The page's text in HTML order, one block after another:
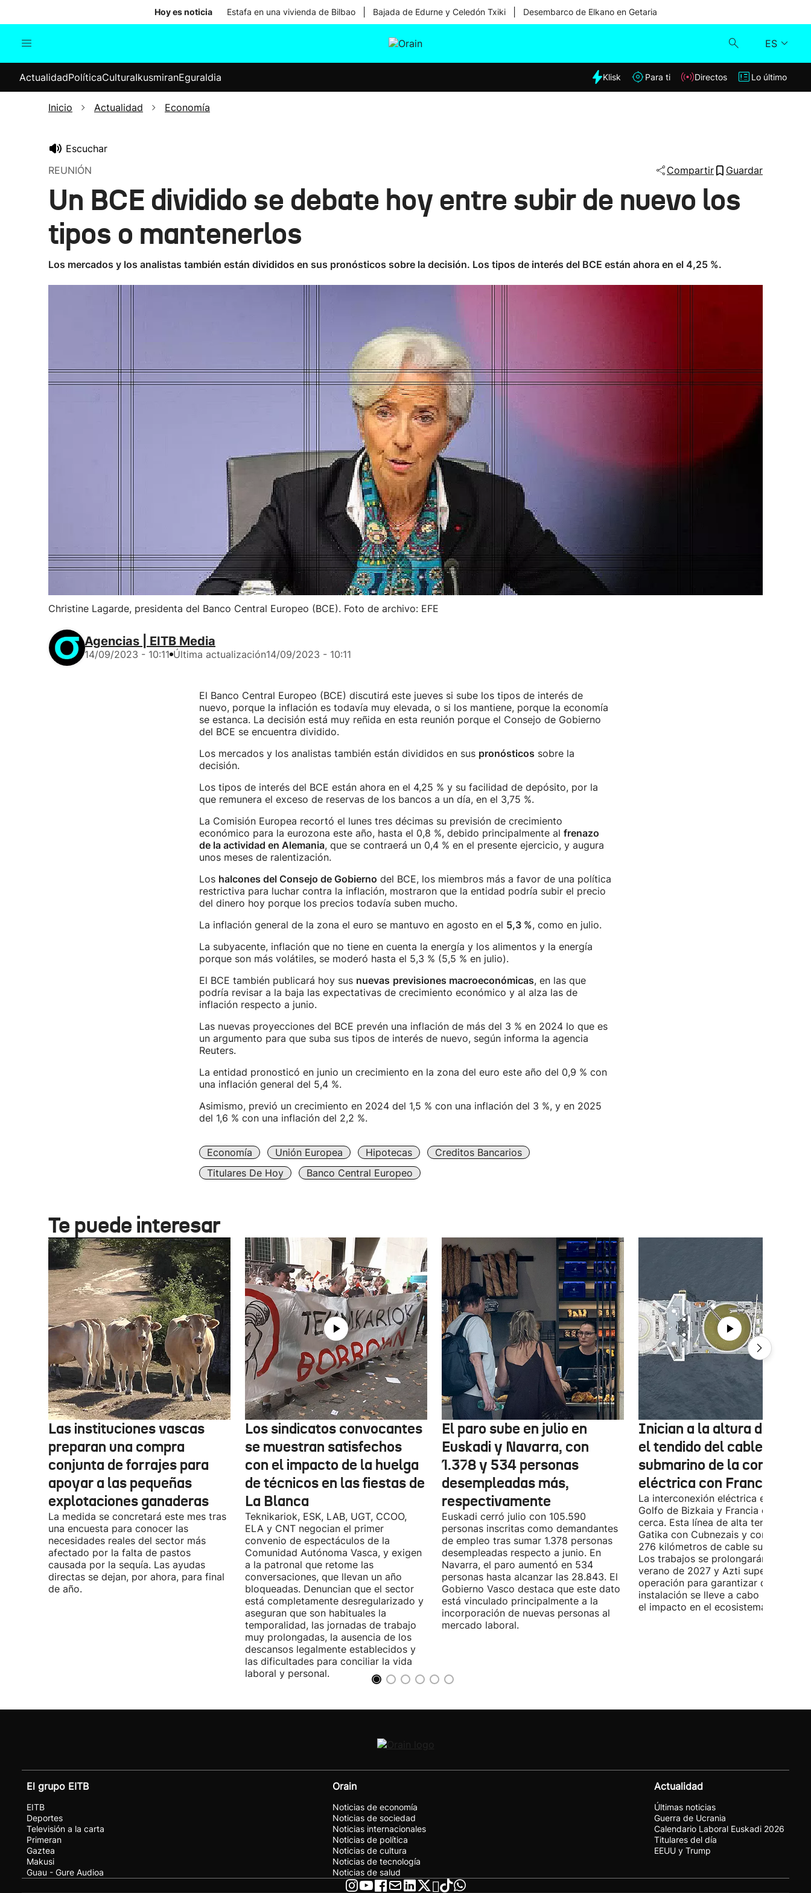
Hoy es noticia Estafa en una vivienda de Bilbao Bajada de Edurne y Celedón Txiki Desembarco de Elkano en Getaria
ES
Internacional
Elecciones
Klisk
Lo último
ActualidadPolíticaCulturaIkusmiranEguraldia Klisk Para ti Directos Lo último
Inicio Actualidad Economía
Escuchar
REUNIÓN
Compartir Guardar
Un BCE dividido se debate hoy entre subir de nuevo los
tipos o mantenerlos
Los mercados y los analistas también están divididos en sus pronósticos sobre la decisión. Los tipos de interés del BCE están ahora en el 4,25 %.
Christine Lagarde, presidenta del Banco Central Europeo (BCE). Foto de archivo: EFE
Agencias | EITB Media
14/09/2023 - 10:11 Última actualización14/09/2023 - 10:11
El Banco Central Europeo (BCE) discutirá este jueves si sube los tipos de interés de
nuevo, porque la inflación es todavía muy elevada, o si los mantiene, porque la economía
se estanca. La decisión está muy reñida en esta reunión porque el Consejo de Gobierno
del BCE se encuentra dividido.
Los mercados y los analistas también están divididos en sus pronósticos sobre la
decisión.
Los tipos de interés del BCE están ahora en el 4,25 % y su facilidad de depósito, por la
que remunera el exceso de reservas de los bancos a un día, en el 3,75 %.
La Comisión Europea recortó el lunes tres décimas su previsión de crecimiento
económico para la eurozona este año, hasta el 0,8 %, debido principalmente al frenazo
de la actividad en Alemania, que se contraerá un 0,4 % en el presente ejercicio, y augura
unos meses de ralentización.
Los halcones del Consejo de Gobierno del BCE, los miembros más a favor de una política
restrictiva para luchar contra la inflación, mostraron que la entidad podría subir el precio
del dinero hoy porque los precios todavía suben mucho.
La inflación general de la zona el euro se mantuvo en agosto en el 5,3 %, como en julio.
La subyacente, inflación que no tiene en cuenta la energía y los alimentos y la energía
porque son más volátiles, se moderó hasta el 5,3 % (5,5 % en julio).
El BCE también publicará hoy sus nuevas previsiones macroeconómicas, en las que
podría revisar a la baja las expectativas de crecimiento económico y al alza las de
inflación respecto a junio.
Las nuevas proyecciones del BCE prevén una inflación de más del 3 % en 2024 lo que es
un argumento para que suba sus tipos de interés de nuevo, según informa la agencia
Reuters.
La entidad pronosticó en junio un crecimiento en la zona del euro este año del 0,9 % con
una inflación general del 5,4 %.
Asimismo, previó un crecimiento en 2024 del 1,5 % con una inflación del 3 %, y en 2025
del 1,6 % con una inflación del 2,2 %.
Economía Unión Europea Hipotecas
Creditos Bancarios
Titulares De Hoy
Banco Central Europeo
Te puede interesar
Las instituciones vascas
preparan una compra
conjunta de forrajes para
apoyar a las pequeñas
explotaciones ganaderas
La medida se concretará este mes tras
una encuesta para conocer las
necesidades reales del sector más
afectado por la falta de pastos
causada por la sequía. Las ayudas
directas se dejan, por ahora, para final
de año.
Los sindicatos convocantes
se muestran satisfechos
con el impacto de la huelga
de técnicos en las fiestas de
La Blanca
Teknikariok, ESK, LAB, UGT, CCOO,
ELA y CNT negocian el primer
convenio de espectáculos de la
Comunidad Autónoma Vasca, y exigen
a la patronal que retome las
conversaciones, que llevan un año
bloqueadas. Denuncian que el sector
está completamente desregularizado y
aseguran que son habituales la
temporalidad, las jornadas de trabajo
muy prolongadas, la ausencia de los
descansos legalmente establecidos y
las dificultades para conciliar la vida
laboral y personal.
El paro sube en julio en
Euskadi y Navarra, con
1.378 y 534 personas
desempleadas más,
respectivamente
Euskadi cerró julio con 105.590
personas inscritas como demandantes
de empleo tras sumar 1.378 personas
desempleadas respecto a junio. En
Navarra, el paro aumentó en 534
personas hasta alcanzar las 28.843. El
Gobierno Vasco destaca que este dato
está vinculado principalmente a la
incorporación de nuevas personas al
mercado laboral.
Inician a la altura de
el tendido del cable
submarino de la conexión
eléctrica con Francia
La interconexión eléctrica entre el
Golfo de Bizkaia y Francia está más
cerca. Esta línea de alta tensión unirá
Gatika con Cubnezais y contará con
276 kilómetros de cable submarino.
Los trabajos se prolongarán hasta
verano de 2027 y Azti supervisará la
operación para garantizar que la
instalación se lleve a cabo
el impacto en el ecosistema marino.
El grupo EITB
EITB
Deportes
Televisión a la carta
Primeran
Gaztea
Makusi
Guau - Gure Audioa
Orain
Noticias de economía
Noticias de sociedad
Noticias internacionales
Noticias de política
Noticias de cultura
Noticias de tecnología
Noticias de salud
Actualidad
Últimas noticias
Guerra de Ucrania
Calendario Laboral Euskadi 2026
Titulares del día
EEUU y Trump